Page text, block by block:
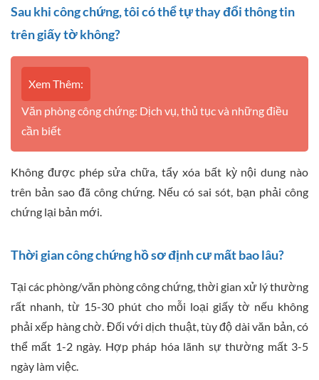
Sau khi công chứng, tôi có thể tự thay đổi thông tin
trên giấy tờ không?
Xem Thêm:
Văn phòng công chứng: Dịch vụ, thủ tục và những điều
cần biết
Không được phép sửa chữa, tẩy xóa bất kỳ nội dung nào
trên bản sao đã công chứng. Nếu có sai sót, bạn phải công
chứng lại bản mới.
Thời gian công chứng hồ sơ định cư mất bao lâu?
Tại các phòng/văn phòng công chứng, thời gian xử lý thường
rất nhanh, từ 15-30 phút cho mỗi loại giấy tờ nếu không
phải xếp hàng chờ. Đối với dịch thuật, tùy độ dài văn bản, có
thể mất 1-2 ngày. Hợp pháp hóa lãnh sự thường mất 3-5
ngày làm việc.